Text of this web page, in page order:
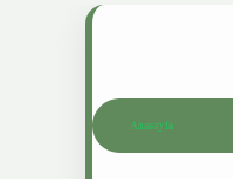
Anasayfa